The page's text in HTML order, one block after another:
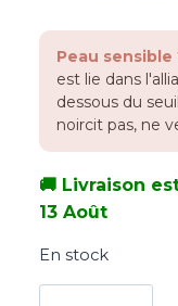
Peau sensible
est lie dans
dessous du
noircit pas, ne
🚚 Livraison
13 Août
En stock